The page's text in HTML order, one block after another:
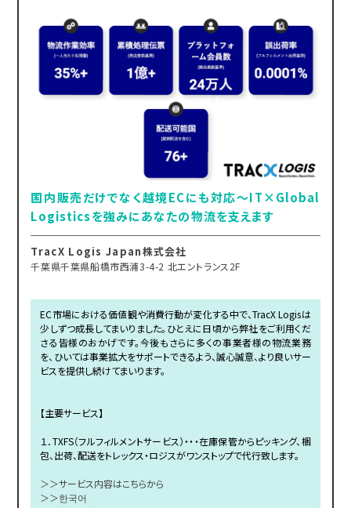
国内販売だけでなく越境ECにも対応～IT×Global
Logisticsを強みにあなたの物流を支えます
TracX Logis Japan株式会社
千葉県千葉県船橋市西浦3-4-2 北エントランス2F
EC市場における価値観や消費行動が変化する中で、TracX Logisは
少しずつ成長してまいりました。ひとえに日頃から弊社をご利用くだ
さる皆様のおかげです。今後もさらに多くの事業者様の物流業務
を、ひいては事業拡大をサポートできるよう、誠心誠意、より良いサー
ビスを提供し続けてまいります。
【主要サービス】
１．TXFS（フルフィルメントサービス）・・・在庫保管からピッキング、梱
包、出荷、配送をトレックス・ロジスがワンストップで代行致します。
＞＞サービス内容はこちらから
＞＞한국어